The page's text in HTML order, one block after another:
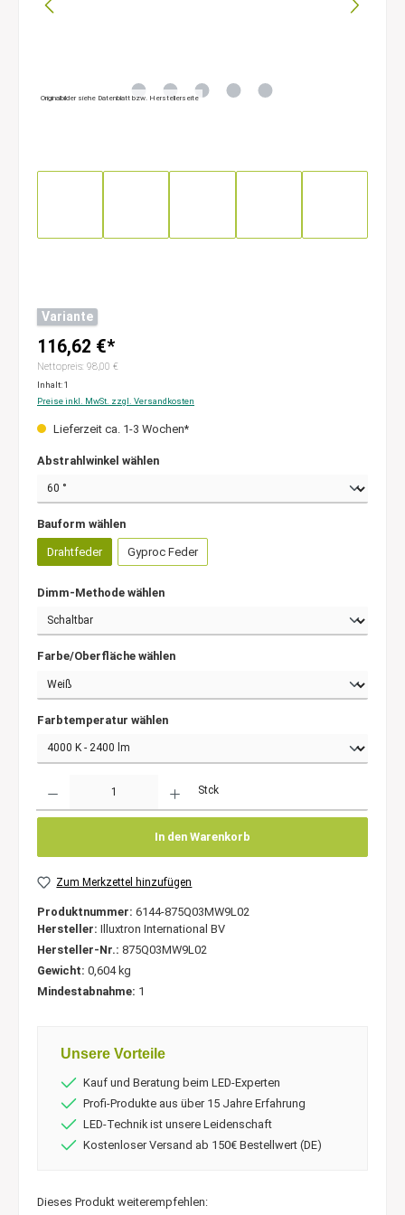
Originalbilder siehe Datenblatt bzw. Herstellerseite
Variante
116,62 €*
Nettopreis: 98,00 €
Inhalt:1
Preise inkl. MwSt. zzgl. Versandkosten
Lieferzeit ca. 1-3 Wochen*
Abstrahlwinkel wählen
Bauform wählen
Drahtfeder Gyproc Feder
Dimm-Methode wählen
Farbe/Oberfläche wählen
Farbtemperatur wählen
Stck
In den Warenkorb
Zum Merkzettel hinzufügen
Produktnummer: 6144-875Q03MW9L02
Hersteller: Illuxtron International BV
Hersteller-Nr.: 875Q03MW9L02
Gewicht: 0,604 kg
Mindestabnahme: 1
Unsere Vorteile
Kauf und Beratung beim LED-Experten
Profi-Produkte aus über 15 Jahre Erfahrung
LED-Technik ist unsere Leidenschaft
Kostenloser Versand ab 150€ Bestellwert (DE)
Dieses Produkt weiterempfehlen: